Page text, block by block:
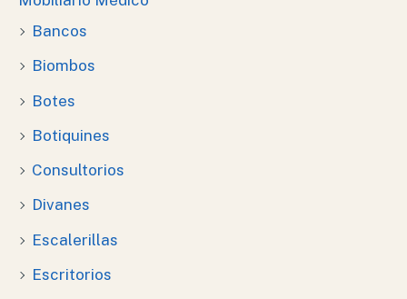
Bancos
Biombos
Botes
Botiquines
Consultorios
Divanes
Escalerillas
Escritorios